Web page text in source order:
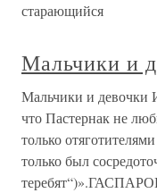
старающийся
Мальчики и
Мальчики и девочки
что Пастернак не
только
только был